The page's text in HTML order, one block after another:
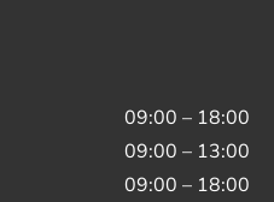
09:00 – 18:00
09:00 – 13:00
09:00 – 18:00